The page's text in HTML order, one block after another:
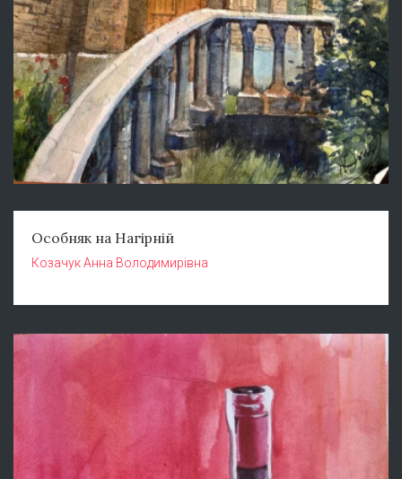
Особняк на Нагірній
Козачук Анна Володимирівна